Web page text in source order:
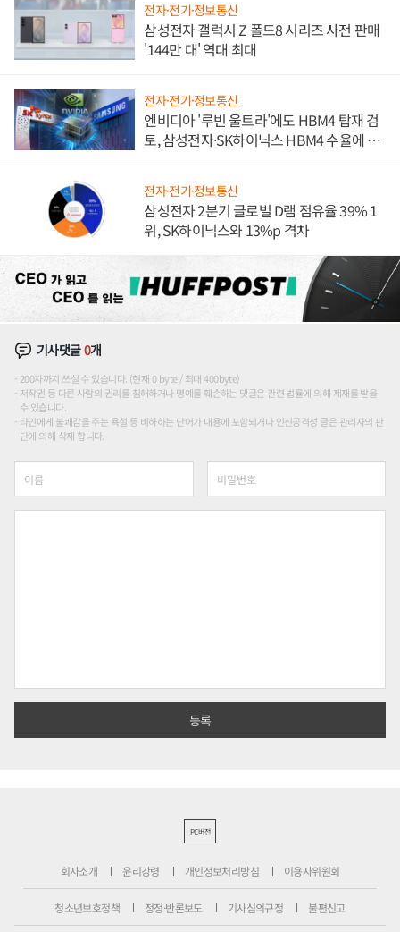
전자·전기·정보통신
삼성전자 갤럭시 Z 폴드8 시리즈 사전 판매
'144만 대' 역대 최대
전자·전기·정보통신
엔비디아 '루빈 울트라'에도 HBM4 탑재 검
토, 삼성전자·SK하이닉스 HBM4 수율에 주
전자·전기·정보통신
삼성전자 2분기 글로벌 D램 점유율 39% 1
위, SK하이닉스와 13%p 격차
기사댓글0개
200자까지 쓰실 수 있습니다. (현재 0 byte / 최대 400byte)
저작권 등 다른 사람의 권리를 침해하거나 명예를 훼손하는 댓글은 관련 법률에 의해 제재를 받을
수 있습니다.
타인에게 불쾌감을 주는 욕설 등 비하하는 단어가 내용에 포함되거나 인신공격성 글은 관리자의 판
단에 의해 삭제 합니다.
PC버전
회사소개 윤리강령 개인정보처리방침 이용자위원회
청소년보호정책 정정·반론보도 기사심의규정 불편신고